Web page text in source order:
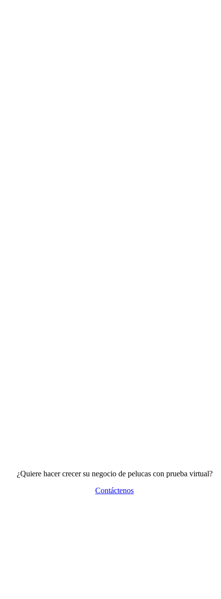
¿Quiere hacer crecer su negocio de pelucas con prueba virtual?
Contáctenos